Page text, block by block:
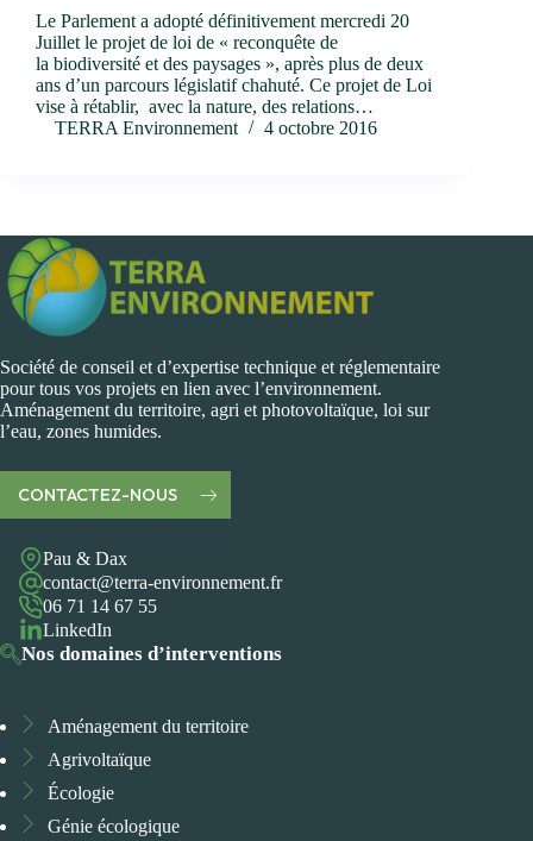
Le Parlement a adopté définitivement mercredi 20
Juillet le projet de loi de « reconquête de
la biodiversité et des paysages », après plus de deux
ans d’un parcours législatif chahuté. Ce projet de Loi
vise à rétablir, avec la nature, des relations…
TERRA Environnement
4 octobre 2016
Société de conseil et d’expertise technique et réglementaire
pour tous vos projets en lien avec l’environnement.
Aménagement du territoire, agri et photovoltaïque, loi sur
l’eau, zones humides.
CONTACTEZ-NOUS
Pau & Dax
contact@terra-environnement.fr
06 71 14 67 55
LinkedIn
Nos domaines d’interventions
Aménagement du territoire
Agrivoltaïque
Écologie
Génie écologique